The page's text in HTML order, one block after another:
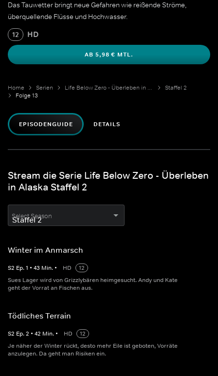
Das Tauwetter bringt neue Gefahren wie reißende Ströme,
überquellende Flüsse und Hochwasser.
12 HD
AB 5,98 € MTL.
Home Serien Life Below Zero - Überleben in Alaska
Staffel 2
Folge 13
EPISODENGUIDE DETAILS
Stream die Serie Life Below Zero - Überleben
in Alaska Staffel 2
Select Season
Winter im Anmarsch
S2 Ep.1 • 43 Min. • HD
12
Sues Lager wird von Grizzlybären heimgesucht. Andy und Kate
geht der Vorrat an Fischen aus.
Tödliches Terrain
S2 Ep.2 • 42 Min. • HD
12
Je näher der Winter rückt, desto mehr Eile ist geboten, Vorräte
anzulegen. Da geht man Risiken ein.